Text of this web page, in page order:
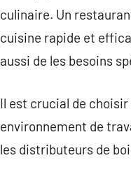
culinaire. Un
cuisine rapide et
aussi de les besoins
Il est crucial de
environnement de
les distributeurs de